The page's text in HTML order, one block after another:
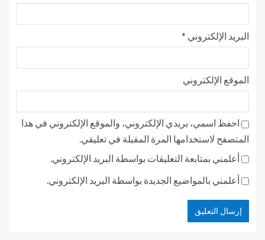
البريد الإلكتروني *
الموقع الإلكتروني
احفظ اسمي، بريدي الإلكتروني، والموقع الإلكتروني في هذا
المتصفح لاستخدامها المرة المقبلة في تعليقي.
أعلمني بمتابعة التعليقات بواسطة البريد الإلكتروني.
أعلمني بالمواضيع الجديدة بواسطة البريد الإلكتروني.